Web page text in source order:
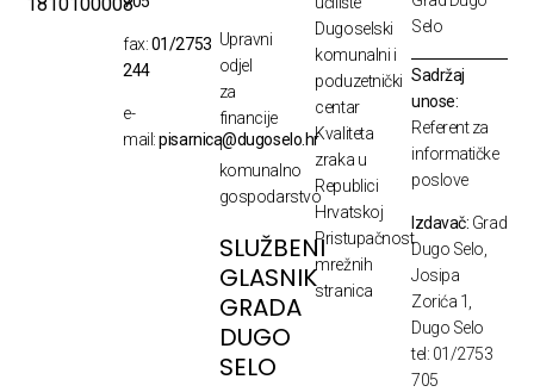
fax:01/2753
244
e-
mail:pisarnica@dugoselo.hr
Upravni
odjel
za
financije
i
komunalno
gospodarstvo
SLUŽBENI
GLASNIK
GRADA
DUGO
SELO
Dugoselski
komunalni i
poduzetnički
centar
Kvaliteta
zraka u
Republici
Hrvatskoj
Pristupačnost
mrežnih
stranica
Selo
Sadržaj
unose:
Referent za
informatičke
poslove
Izdavač: Grad
Dugo Selo,
Josipa
Zorića 1,
Dugo Selo
tel: 01/2753
705